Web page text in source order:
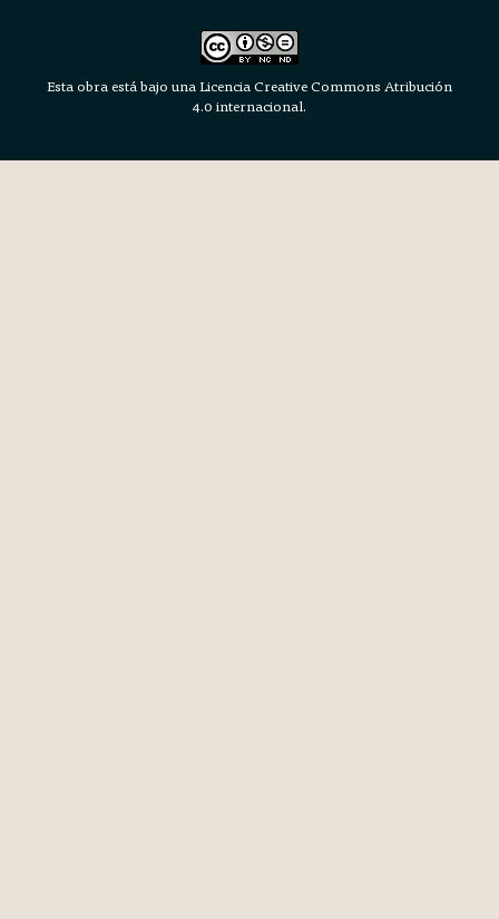
Esta obra está bajo una Licencia Creative Commons Atribución
4.0 internacional.